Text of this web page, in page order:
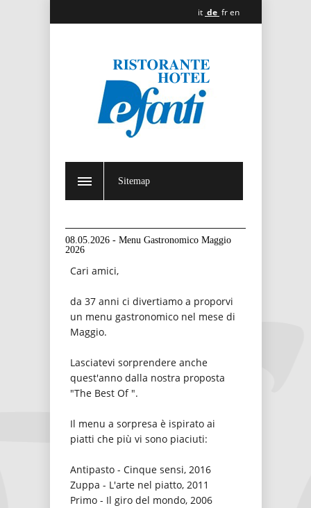
it de fren
Sitemap
08.05.2026 - Menu Gastronomico Maggio
2026
Cari amici,
da 37 anni ci divertiamo a proporvi
un menu gastronomico nel mese di
Maggio.
Lasciatevi sorprendere anche
quest'anno dalla nostra proposta
"The Best Of ".
Il menu a sorpresa è ispirato ai
piatti che più vi sono piaciuti:
Antipasto - Cinque sensi, 2016
Zuppa - L'arte nel piatto, 2011
Primo - Il giro del mondo, 2006